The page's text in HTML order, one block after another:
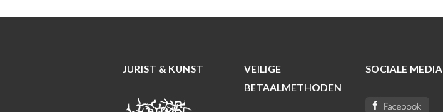
JURIST & KUNST
VEILIGE
BETAALMETHODEN
SOCIALE MEDIA